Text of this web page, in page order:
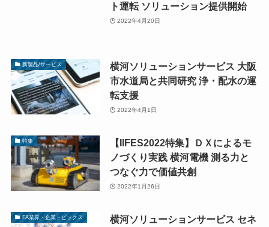
ト運転 ソリューション提供開始
2022年4月20日
新製品/サービス
横河ソリューションサービス 大阪
市水道局と共同研究 浄・配水の運
転支援
2022年4月1日
特集
【IIFES2022特集】ＤＸによるモ
ノづくり実践 横河電機 測る力と
つなぐ力で価値共創
2022年1月26日
FA業界・企業トピックス
横河ソリューションサービス セネ